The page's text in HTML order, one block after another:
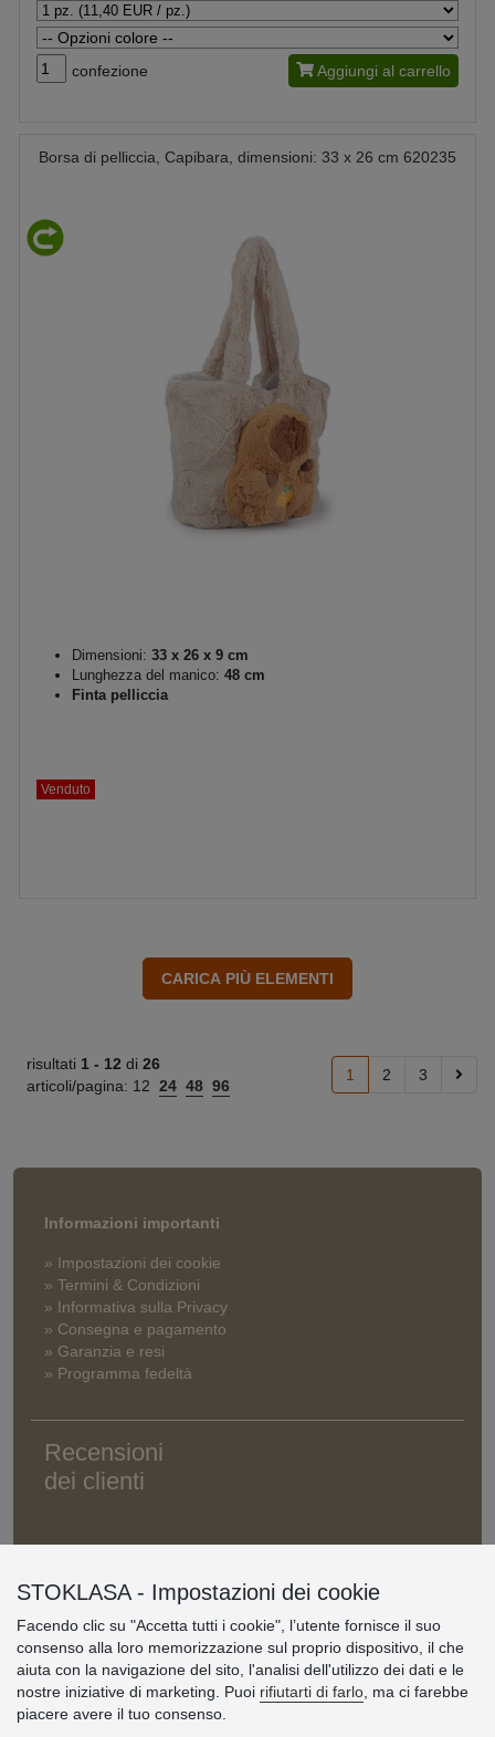
confezione Aggiungi al carrello
Borsa di pelliccia, Capibara, dimensioni: 33 x 26 cm 620235
Dimensioni: 33 x 26 x 9 cm
Lunghezza del manico: 48 cm
Finta pelliccia
Venduto
risultati 1 - 12 di 26
articoli/pagina: 12 24 48 96
1 2 3
Informazioni importanti
» Impostazioni dei cookie
» Termini & Condizioni
» Informativa sulla Privacy
» Consegna e pagamento
» Garanzia e resi
» Programma fedeltà
Recensioni
dei clienti
STOKLASA - Impostazioni dei cookie
Facendo clic su "Accetta tutti i cookie", l’utente fornisce il suo
consenso alla loro memorizzazione sul proprio dispositivo, il che
aiuta con la navigazione del sito, l'analisi dell'utilizzo dei dati e le
nostre iniziative di marketing. Puoi rifiutarti di farlo , ma ci farebbe
piacere avere il tuo consenso.